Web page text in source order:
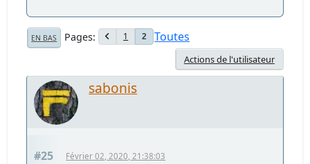
EN BAS Pages 1 2 Toutes
Actions de l'utilisateur
sabonis
#25 Février 02, 2020, 21:38:03